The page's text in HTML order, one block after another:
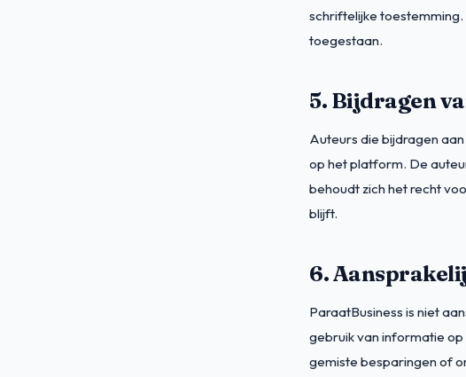
schriftelijke
toegestaan.
5. Bijdragen
Auteurs die bijdragen
op het platform. De
behoudt zich het recht
blijft.
6.
ParaatBusiness is niet
gebruik van informatie
gemiste besparingen of